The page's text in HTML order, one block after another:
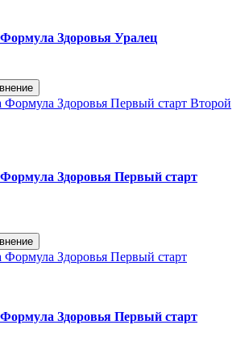
Здоровья Уралец
Здоровья Первый старт
Здоровья Первый старт